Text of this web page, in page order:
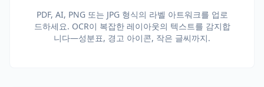
PDF, AI, PNG 또는 JPG 형식의 라벨 아트워크를 업로
드하세요. OCR이 복잡한 레이아웃의 텍스트를 감지합
니다—성분표, 경고 아이콘, 작은 글씨까지.